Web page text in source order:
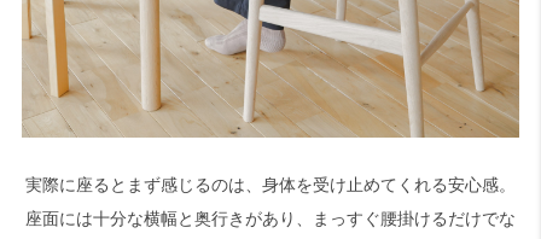
実際に座るとまず感じるのは、身体を受け止めてくれる安心感。
座面には十分な横幅と奥行きがあり、まっすぐ腰掛けるだけでな